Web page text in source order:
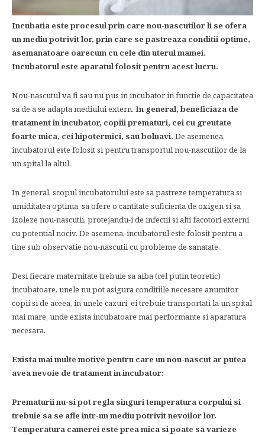
Incubatia este procesul prin care nou-nascutilor li se ofera
un mediu potrivit lor, prin care se pastreaza conditii optime,
asemanatoare oarecum cu cele din uterul mamei.
Incubatorul este aparatul folosit pentru acest lucru.
Nou-nascutul va fi sau nu pus in incubator in functie de capacitatea
sa de a se adapta mediului extern. In general, beneficiaza de
tratament in incubator, copiii prematuri, cei cu greutate
foarte mica, cei hipotermici, sau bolnavi. De asemenea,
incubatorul este folosit si pentru transportul nou-nascutilor de la
un spital la altul.
In general, scopul incubatorului este sa pastreze temperatura si
umiditatea optima, sa ofere o cantitate suficienta de oxigen si sa
izoleze nou-nascutii, protejandu-i de infectii si alti facotori externi
cu potential nociv. De asemena, incubatorul este folosit pentru a
tine sub observatie nou-nascutii cu probleme de sanatate.
Desi fiecare maternitate trebuie sa aiba (cel putin teoretic)
incubatoare, unele nu pot asigura conditiile necesare anumitor
copii si de aceea, in unele cazuri, ei trebuie transportati la un spital
mai mare, unde exista incubatoare mai performante si aparatura
necesara.
Exista mai multe motive pentru care un nou-nascut ar putea
avea nevoie de tratament in incubator:
Prematurii nu-si pot regla singuri temperatura corpului si
trebuie sa se afle intr-un mediu potrivit nevoilor lor.
Temperatura camerei este prea mica si poate sa varieze